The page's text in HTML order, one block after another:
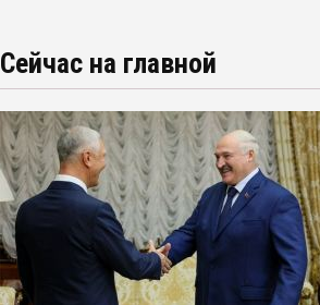
Сейчас на главной